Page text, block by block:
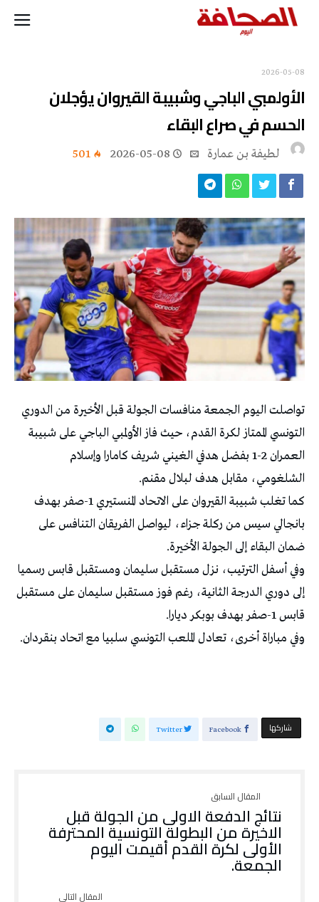
2026-05-08
الأولمبي الباجي وشبيبة القيروان يؤجلان
الحسم في صراع البقاء
لطيفة بن عمارة 2026-05-08
501
تواصلت اليوم الجمعة منافسات الجولة قبل الأخيرة من الدوري
التونسي الممتاز لكرة القدم، حيث فاز الأولمبي الباجي على شبيبة
العمران 2-1 بفضل هدفي الغيني شريف كامارا وإسلام
الشلغومي، مقابل هدف لبلال مقنم.
كما تغلب شبيبة القيروان على الاتحاد المنستيري 1-صفر بهدف
بانجالي سيس من ركلة جزاء، ليواصل الفريقان التنافس على
ضمان البقاء إلى الجولة الأخيرة.
وفي أسفل الترتيب، نزل مستقبل سليمان ومستقبل قابس رسميا
إلى دوري الدرجة الثانية، رغم فوز مستقبل سليمان على مستقبل
قابس 1-صفر بهدف بوبكر ديارا.
وفي مباراة أخرى، تعادل الملعب التونسي سلبيا مع اتحاد بنقردان.
‫‫ شاركها‬ Facebook
Twitter
نتائج الدفعة الاولى من الجولة قبل
الاخيرة من البطولة التونسية المحترفة
الأولى لكرة القدم أقيمت اليوم
الجمعة.